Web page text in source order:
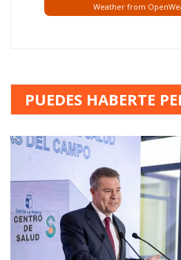
Weather from
PUEDES HABERTE